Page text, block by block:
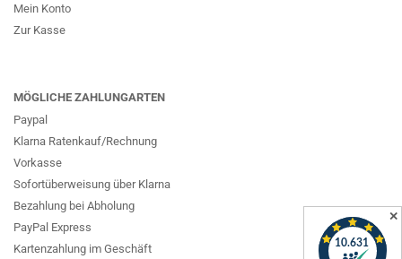
Mein Konto
Zur Kasse
MÖGLICHE ZAHLUNGARTEN
Paypal
Klarna Ratenkauf/Rechnung
Vorkasse
Sofortüberweisung über Klarna
Bezahlung bei Abholung
PayPal Express
Kartenzahlung im Geschäft
✕